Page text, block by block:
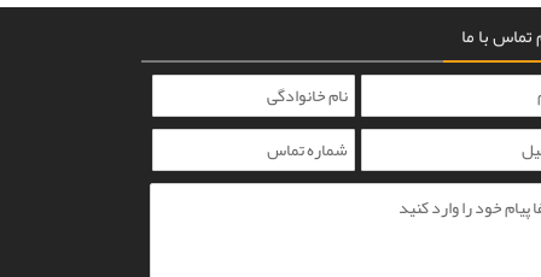
با ما